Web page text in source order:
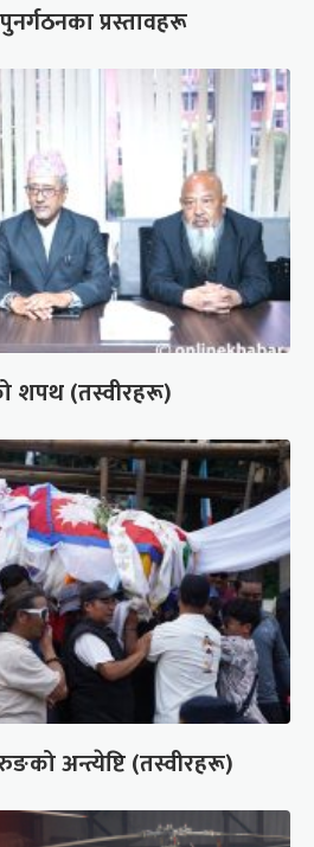
प्रस्तावहरू
शपथ (तस्वीरहरू)
अन्त्येष्टि (तस्वीरहरू)